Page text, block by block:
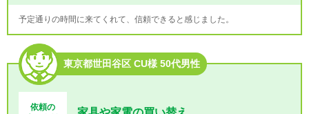
予定通りの時間に来てくれて、信頼できると感じました。
東京都世田谷区 CU様 50代男性
依頼の